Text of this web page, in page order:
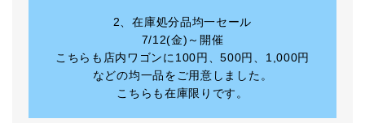
2、在庫処分品均一セール
7/12(金)～開催
こちらも店内ワゴンに100円、500円、1,000円
などの均一品をご用意しました。
こちらも在庫限りです。